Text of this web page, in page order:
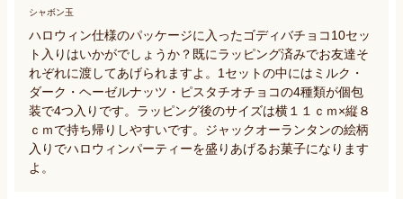
シャボン玉
ハロウィン仕様のパッケージに入ったゴディバチョコ10セッ
ト入りはいかがでしょうか？既にラッピング済みでお友達そ
れぞれに渡してあげられますよ。1セットの中にはミルク・
ダーク・ヘーゼルナッツ・ピスタチオチョコの4種類が個包
装で4つ入りです。ラッピング後のサイズは横１１ｃｍ×縦８
ｃｍで持ち帰りしやすいです。ジャックオーランタンの絵柄
入りでハロウィンパーティーを盛りあげるお菓子になります
よ。